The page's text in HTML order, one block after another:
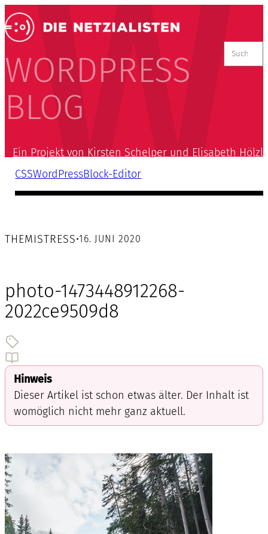
WORDPRESS
BLOG
nach:
Ein Projekt von Kirsten Schelper und Elisabeth Hölzl
CSSWordPressBlock-Editor
THEMISTRESS•16. JUNI 2020
photo-1473448912268-
2022ce9509d8
Hinweis
Dieser Artikel ist schon etwas älter. Der Inhalt ist
womöglich nicht mehr ganz aktuell.